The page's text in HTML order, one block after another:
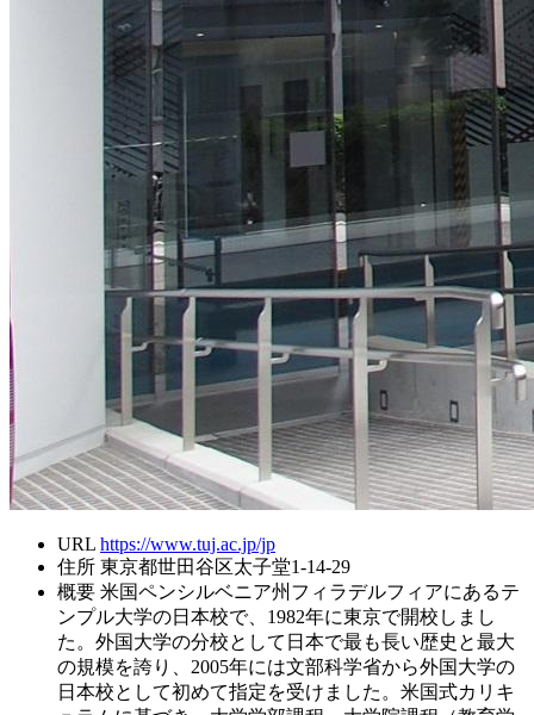
URL https://www.tuj.ac.jp/jp
住所 東京都世田谷区太子堂1-14-29
概要 米国ペンシルベニア州フィラデルフィアにあるテ
ンプル大学の日本校で、1982年に東京で開校しまし
た。外国大学の分校として日本で最も長い歴史と最大
の規模を誇り、2005年には文部科学省から外国大学の
日本校として初めて指定を受けました。米国式カリキ